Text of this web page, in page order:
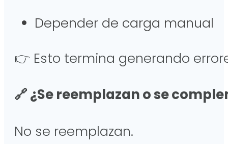
Depender de carga manual
👉 Esto termina generando
🔗 ¿Se reemplazan o se
No se reemplazan.